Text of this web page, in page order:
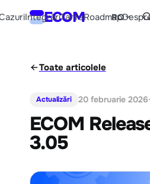
ECOM
IntegrăriTarifeRoadmap
RO
Toate articolele
Actualizări 20 februarie 2026
ECOM
3.05